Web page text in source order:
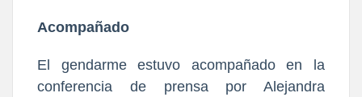
Acompañado
El gendarme estuvo acompañado en la
conferencia de prensa por Alejandra